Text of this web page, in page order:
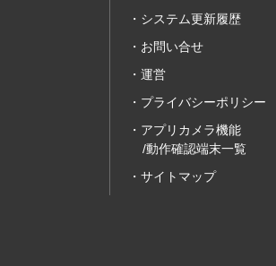
システム更新履歴
お問い合せ
運営
プライバシーポリシー
アプリカメラ機能
/動作確認端末一覧
サイトマップ